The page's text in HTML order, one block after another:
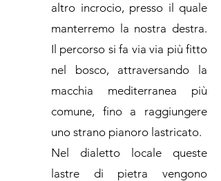
altro incrocio, presso il quale
manterremo la nostra destra.
Il percorso si fa via via più fitto
nel bosco, attraversando la
macchia mediterranea più
comune, fino a raggiungere
uno strano pianoro lastricato.
Nel dialetto locale queste
lastre di pietra vengono